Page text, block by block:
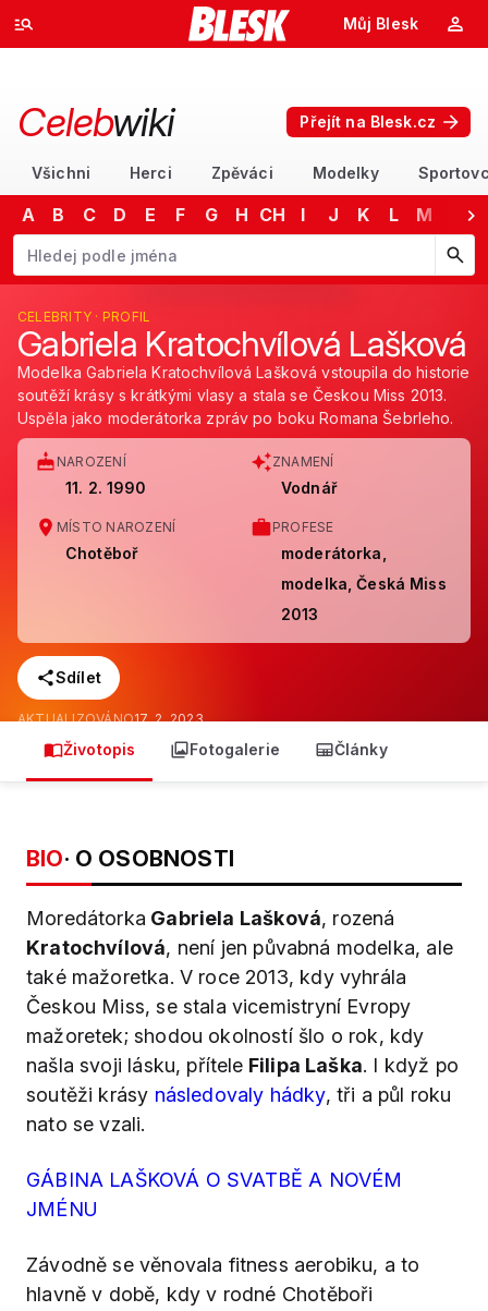
Můj Blesk
Celebwiki Přejít na Blesk.cz
Všichni Herci Zpěváci Modelky
A B C D E F G H CH I J K L M
Začněte psát jméno. Šipkami dolů a nahoru procházejte návrhy,
CELEBRITY · PROFIL
Gabriela Kratochvílová Lašková
Modelka Gabriela Kratochvílová Lašková vstoupila do historie
soutěží krásy s krátkými vlasy a stala se Českou Miss 2013.
Uspěla jako moderátorka zpráv po boku Romana Šebrleho.
NAROZENÍ
11. 2. 1990
ZNAMENÍ
Vodnář
MÍSTO NAROZENÍ
Chotěboř
PROFESE
moderátorka,
modelka, Česká Miss
2013
Sdílet
AKTUALIZOVÁNO17. 2. 2023
Životopis Fotogalerie Články
BIO· O OSOBNOSTI
Moredátorka Gabriela Lašková, rozená
Kratochvílová, není jen půvabná modelka, ale
také mažoretka. V roce 2013, kdy vyhrála
Českou Miss, se stala vicemistryní Evropy
mažoretek; shodou okolností šlo o rok, kdy
našla svoji lásku, přítele Filipa Laška. I když po
soutěži krásy následovaly hádky, tři a půl roku
nato se vzali.
GÁBINA LAŠKOVÁ O SVATBĚ A NOVÉM
JMÉNU
Závodně se věnovala fitness aerobiku, a to
hlavně v době, kdy v rodné Chotěboři